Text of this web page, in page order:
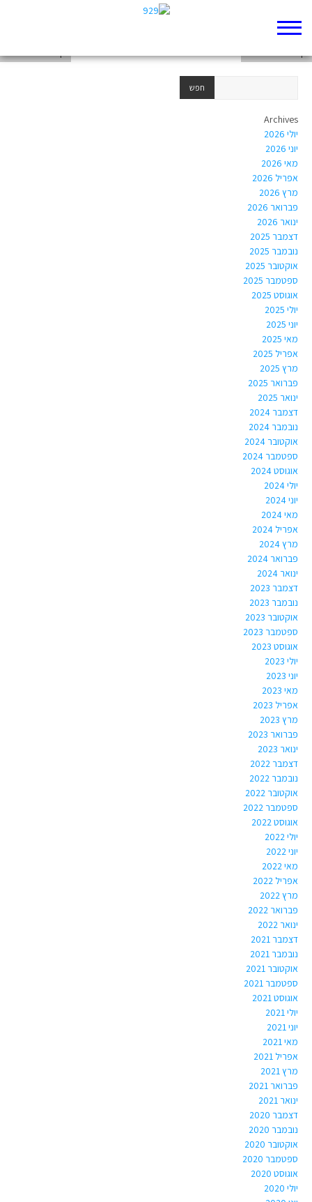
Archives
יולי 2026
יוני 2026
מאי 2026
אפריל 2026
מרץ 2026
פברואר 2026
ינואר 2026
דצמבר 2025
נובמבר 2025
אוקטובר 2025
ספטמבר 2025
אוגוסט 2025
יולי 2025
יוני 2025
מאי 2025
אפריל 2025
מרץ 2025
פברואר 2025
ינואר 2025
דצמבר 2024
נובמבר 2024
אוקטובר 2024
ספטמבר 2024
אוגוסט 2024
יולי 2024
יוני 2024
מאי 2024
אפריל 2024
מרץ 2024
פברואר 2024
ינואר 2024
דצמבר 2023
נובמבר 2023
אוקטובר 2023
ספטמבר 2023
אוגוסט 2023
יולי 2023
יוני 2023
מאי 2023
אפריל 2023
מרץ 2023
פברואר 2023
ינואר 2023
דצמבר 2022
נובמבר 2022
אוקטובר 2022
ספטמבר 2022
אוגוסט 2022
יולי 2022
יוני 2022
מאי 2022
אפריל 2022
מרץ 2022
פברואר 2022
ינואר 2022
דצמבר 2021
נובמבר 2021
אוקטובר 2021
ספטמבר 2021
אוגוסט 2021
יולי 2021
יוני 2021
מאי 2021
אפריל 2021
מרץ 2021
פברואר 2021
ינואר 2021
דצמבר 2020
נובמבר 2020
אוקטובר 2020
ספטמבר 2020
אוגוסט 2020
יולי 2020